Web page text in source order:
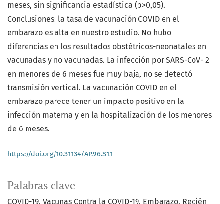
Palabras clave
COVID-19 Vacunas Contra la COVID-19 Embarazo Recién
meses, sin significancia estadística (p>0,05).
Conclusiones: la tasa de vacunación COVID en el
embarazo es alta en nuestro estudio. No hubo
diferencias en los resultados obstétricos-neonatales en
vacunadas y no vacunadas. La infección por SARS-CoV- 2
en menores de 6 meses fue muy baja, no se detectó
transmisión vertical. La vacunación COVID en el
embarazo parece tener un impacto positivo en la
infección materna y en la hospitalización de los menores
de 6 meses.
https://doi.org/10.31134/AP.96.S1.1